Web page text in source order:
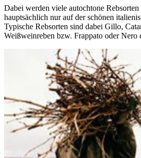
Dabei werden viele autochtone Rebsorten
hauptsächlich nur auf der schönen
Typische Rebsorten sind dabei Gillo,
Weißweinreben bzw. Frappato oder